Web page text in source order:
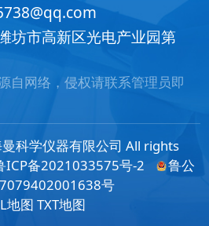
坊市高新区光电产业园第
自网络，侵权请联系管理员即
科学仪器有限公司 All rights
ICP备2021033575号-2
鲁公
号
地图 TXT地图